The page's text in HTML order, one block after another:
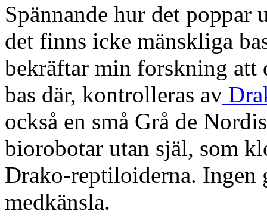
Spännande hur det
det finns icke mänskliga
bekräftar min forskning att
bas där, kontrolleras av
också en små Grå de
biorobotar utan själ, som
Drako-reptiloiderna. Ingen
medkänsla.